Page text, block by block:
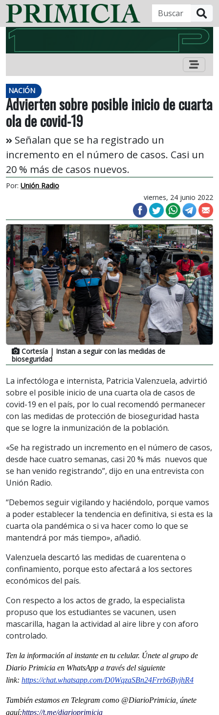
NACIÓN
Advierten sobre posible inicio de cuarta
ola de covid-19
Señalan que se ha registrado un
incremento en el número de casos. Casi un
20 % más de casos nuevos.
Por: Unión Radio
viernes, 24 junio 2022
Cortesía | Instan a seguir con las medidas de
bioseguridad
La infectóloga e internista, Patricia Valenzuela, advirtió
sobre el posible inicio de una cuarta ola de casos de
covid-19 en el país, por lo cual recomendó permanecer
con las medidas de protección de bioseguridad hasta
que se logre la inmunización de la población.
«Se ha registrado un incremento en el número de casos,
desde hace cuatro semanas, casi 20 % más nuevos que
se han venido registrando”, dijo en una entrevista con
Unión Radio.
“Debemos seguir vigilando y haciéndolo, porque vamos
a poder establecer la tendencia en definitiva, si esta es la
cuarta ola pandémica o si va hacer como lo que se
mantendrá por más tiempo», añadió.
Valenzuela descartó las medidas de cuarentena o
confinamiento, porque esto afectará a los sectores
económicos del país.
Con respecto a los actos de grado, la especialista
propuso que los estudiantes se vacunen, usen
mascarilla, hagan la actividad al aire libre y con aforo
controlado.
Ten la información al instante en tu celular. Únete al grupo de
Diario Primicia en WhatsApp a través del siguiente
link: https://chat.whatsapp.com/D0WqzaSBn24Frrb6ByjhR4
También estamos en Telegram como @DiarioPrimicia, únete
aquí:https://t.me/diarioprimicia